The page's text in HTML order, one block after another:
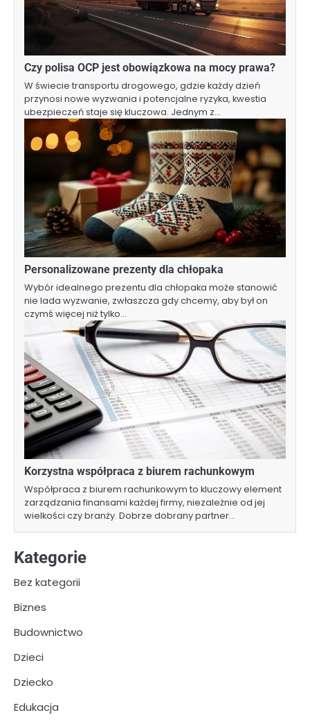
Czy polisa OCP jest obowiązkowa na mocy prawa?
W świecie transportu drogowego, gdzie każdy dzień
przynosi nowe wyzwania i potencjalne ryzyka, kwestia
ubezpieczeń staje się kluczowa. Jednym z…
Personalizowane prezenty dla chłopaka
Wybór idealnego prezentu dla chłopaka może stanowić
nie lada wyzwanie, zwłaszcza gdy chcemy, aby był on
czymś więcej niż tylko…
Korzystna współpraca z biurem rachunkowym
Współpraca z biurem rachunkowym to kluczowy element
zarządzania finansami każdej firmy, niezależnie od jej
wielkości czy branży. Dobrze dobrany partner…
Kategorie
Bez kategorii
Biznes
Budownictwo
Dzieci
Dziecko
Edukacja